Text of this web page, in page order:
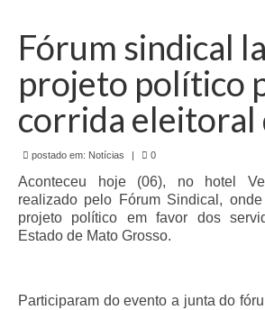
Institucional
Diretoria Sindsppen
Histórico do Sindsppen
Histórico do Sistema
de Mato Grosso
Formulário de Requerimento
Fórum sindical
projeto político
corrida eleitoral
postado em: Notícias | 0
Aconteceu hoje (06), no hotel
realizado pelo Fórum Sindical,
projeto político em favor dos
Estado de Mato Grosso.
Participaram do evento a junta do